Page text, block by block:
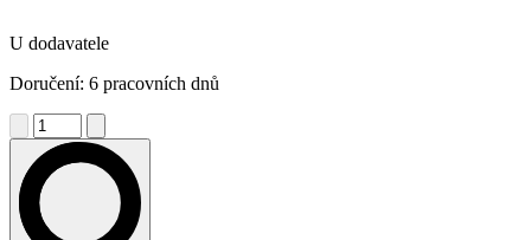
U dodavatele
Doručení: 6 pracovních dnů